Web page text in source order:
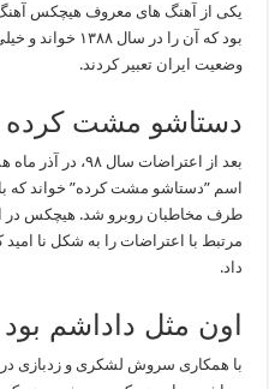
یکی از آهنگ های معروف هیچکس
بود که آن را در سال
وضعیت ایران تعبیر کردند‌.
دستاشو مشت کرده
بعد از اعتراضات سال
اسم ”دستاشو مشت کرده” خواند که با
طرف مخاطبان روبرو شد. هیچکس در
مرتبط با اعتراضات را به شکل نا امید
داد.
اون مثل داداشم بود
با همکاری سروش لشکری و زدبازی در